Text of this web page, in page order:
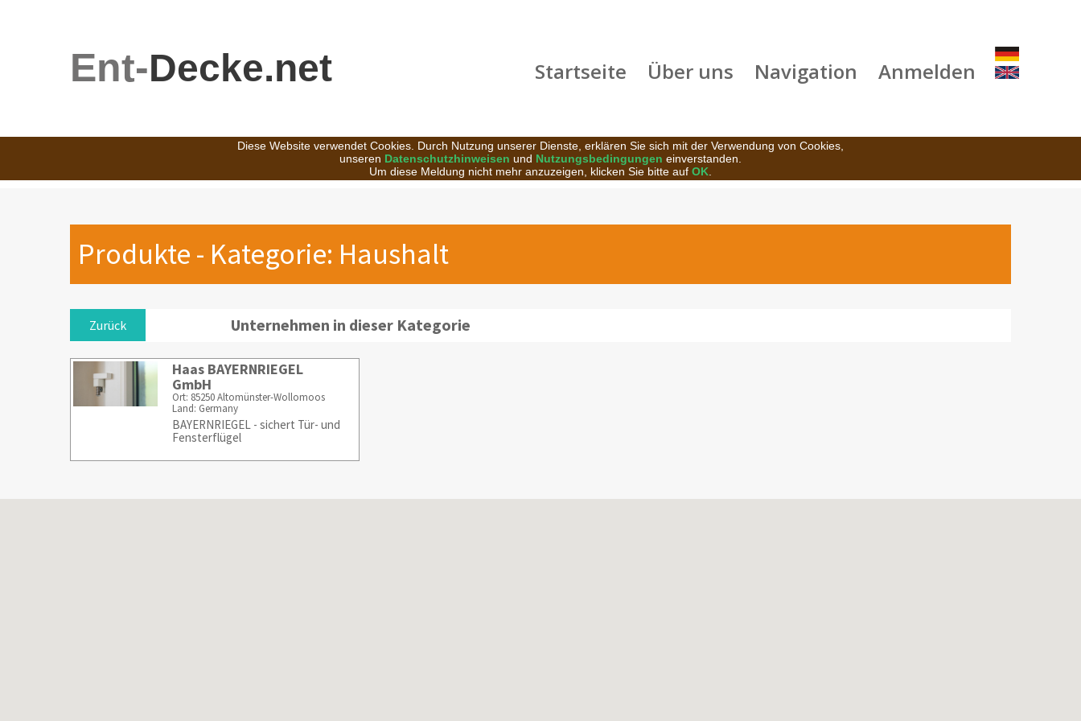
Ent-Decke.net Startseite Über uns Navigation Anmelden
Diese Website verwendet Cookies. Durch Nutzung unserer Dienste, erklären Sie sich mit der Verwendung von Cookies,
unseren Datenschutzhinweisen und Nutzungsbedingungen einverstanden.
Um diese Meldung nicht mehr anzuzeigen, klicken Sie bitte auf OK
Produkte - Kategorie: Haushalt
Zurück Unternehmen in dieser Kategorie
Haas BAYERNRIEGEL
GmbH
Ort: 85250 Altomünster-Wollomoos
Land: Germany
BAYERNRIEGEL - sichert Tür- und
Fensterflügel